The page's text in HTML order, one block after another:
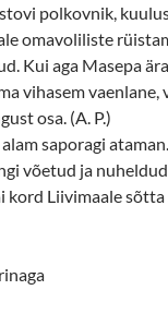
polkovnik,
omavoliliste
Kui aga Masepa
vihasem
osa. (A. P.)
saporagi
võetud ja nuheldud
kord Liivimaale sõtta